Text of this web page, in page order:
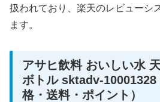
扱われており、楽天のレビューシ
ます。
アサヒ飲料 おいしい水
ボトル sktadv-10001328
格・送料・ポイント）